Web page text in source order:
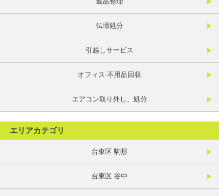
仏壇処分
引越しサービス
オフィス 不用品回収
エアコン取り外し、処分
エリアカテゴリ
台東区 駒形
台東区 谷中